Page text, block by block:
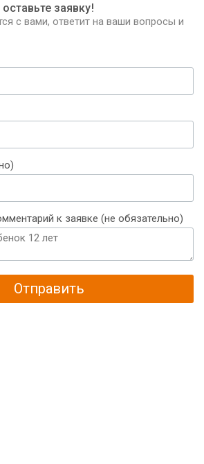
заявку!
с вами, ответит на ваши вопросы и
к заявке (не обязательно)
Отправить